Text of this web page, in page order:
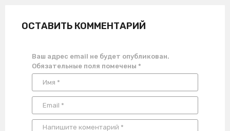
ОСТАВИТЬ КОММЕНТАРИЙ
Ваш адрес email не будет опубликован.
Обязательные поля помечены *